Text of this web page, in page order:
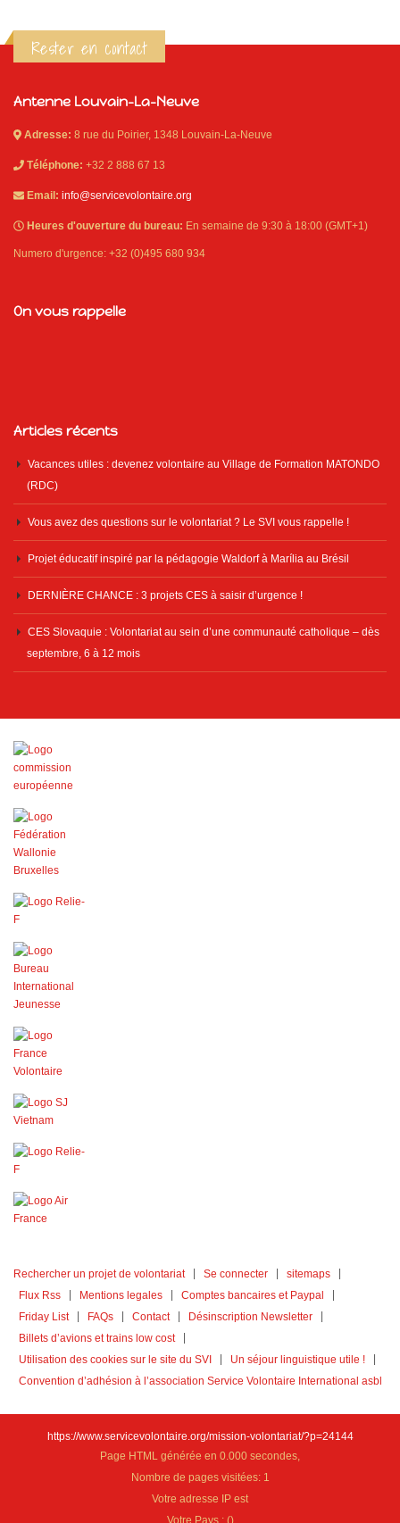
Rester en contact
Antenne Louvain-La-Neuve
Adresse: 8 rue du Poirier, 1348 Louvain-La-Neuve
Téléphone: +32 2 888 67 13
Email: info@servicevolontaire.org
Heures d'ouverture du bureau: En semaine de 9:30 à 18:00 (GMT+1)
Numero d'urgence: +32 (0)495 680 934
On vous rappelle
Articles récents
Vacances utiles : devenez volontaire au Village de Formation MATONDO
(RDC)
Vous avez des questions sur le volontariat ? Le SVI vous rappelle !
Projet éducatif inspiré par la pédagogie Waldorf à Marília au Brésil
DERNIÈRE CHANCE : 3 projets CES à saisir d’urgence !
CES Slovaquie : Volontariat au sein d’une communauté catholique – dès
septembre, 6 à 12 mois
Rechercher un projet de volontariat Se connecter
sitemaps
Flux Rss
Mentions legales
Comptes bancaires et Paypal
Friday List
FAQs Contact
Désinscription Newsletter
Billets d’avions et trains low cost
Utilisation des cookies sur le site du SVI
Un séjour linguistique utile !
Convention d’adhésion à l’association Service Volontaire International asbl
https://www.servicevolontaire.org/mission-volontariat/?p=24144
Page HTML générée en 0.000 secondes,
Nombre de pages visitées: 1
Votre adresse IP est
Votre Pays : ()